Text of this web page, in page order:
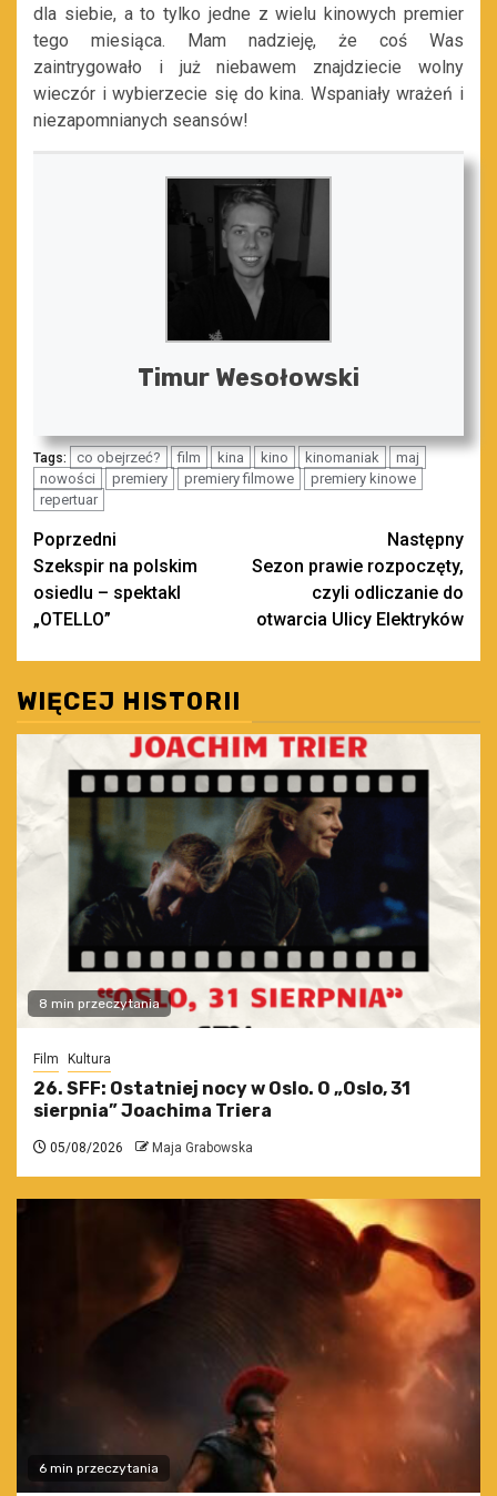
dla siebie, a to tylko jedne z wielu kinowych premier
tego miesiąca. Mam nadzieję, że coś Was
zaintrygowało i już niebawem znajdziecie wolny
wieczór i wybierzecie się do kina. Wspaniały wrażeń i
niezapomnianych seansów!
Timur Wesołowski
Tags: co obejrzeć? film kina kino kinomaniak
maj
nowości
premiery premiery filmowe
premiery kinowe
repertuar
Zobacz
wpisy
Poprzedni
Szekspir na polskim
osiedlu – spektakl
„OTELLO”
Następny
Sezon prawie rozpoczęty,
czyli odliczanie do
otwarcia Ulicy Elektryków
WIĘCEJ HISTORII
8 min przeczytania
Film Kultura
26. SFF: Ostatniej nocy w Oslo. O „Oslo, 31
sierpnia” Joachima Triera
05/08/2026 Maja Grabowska
6 min przeczytania